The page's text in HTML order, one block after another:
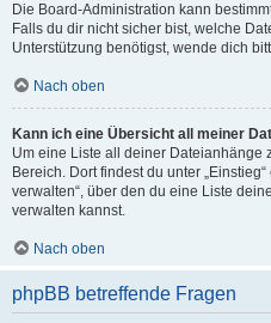
Die Board-Administration kann
Falls du dir nicht sicher bist, welche
Unterstützung benötigst, wende dich
Nach oben
Kann ich eine Übersicht all meiner
Um eine Liste all deiner Dateianhänge
Bereich. Dort findest du unter
verwalten“, über den du eine Liste
verwalten kannst.
Nach oben
phpBB betreffende Fragen